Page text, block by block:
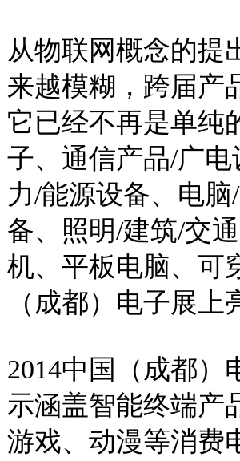
从物联网概念的提
来越模糊，跨届产
它已经不再是单纯
子、通信产品/广
力/能源设备、电
备、照明/建筑/交
机、平板电脑、可
（成都）电子展上
2014中国（成都
示涵盖智能终端产
游戏、动漫等消费